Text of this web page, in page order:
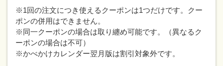
※1回の注文につき使えるクーポンは1つだけです。クー
ポンの併用はできません。
※同一クーポンの場合は取り纏め可能です。（異なるク
ーポンの場合は不可）
※かべかけカレンダー翌月版は割引対象外です。